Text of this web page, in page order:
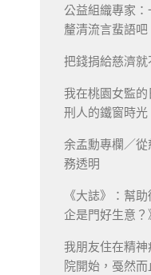
公益組織專家
釐清流言蜚語吧
把錢捐給慈濟就
我在桃園女監
刑人的鐵窗時光
余孟勳專欄／
務透明
《大誌》：幫
企是門好生意？
我朋友住在精
院開始，戞然而